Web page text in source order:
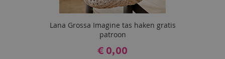
Lana Grossa Imagine tas haken gratis
patroon
€ 0,00